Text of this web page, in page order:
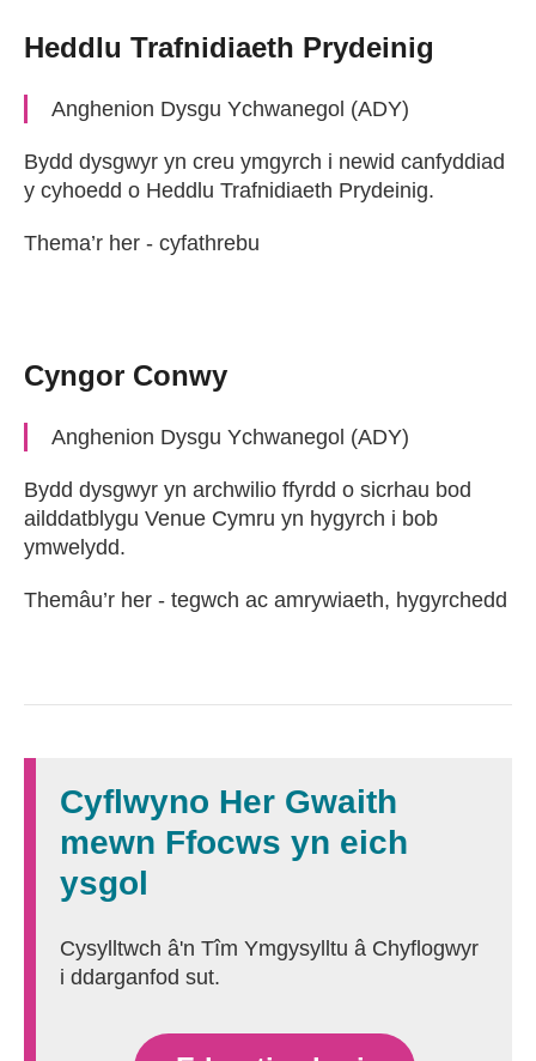
Heddlu Trafnidiaeth Prydeinig
Anghenion Dysgu Ychwanegol (ADY)
Bydd dysgwyr yn creu ymgyrch i newid canfyddiad
y cyhoedd o Heddlu Trafnidiaeth Prydeinig.
Thema’r her - cyfathrebu
Cyngor Conwy
Anghenion Dysgu Ychwanegol (ADY)
Bydd dysgwyr yn archwilio ffyrdd o sicrhau bod
ailddatblygu Venue Cymru yn hygyrch i bob
ymwelydd.
Themâu’r her - tegwch ac amrywiaeth, hygyrchedd
Cyflwyno Her Gwaith
mewn Ffocws yn eich
ysgol
Cysylltwch â'n Tîm Ymgysylltu â Chyflogwyr
i ddarganfod sut.